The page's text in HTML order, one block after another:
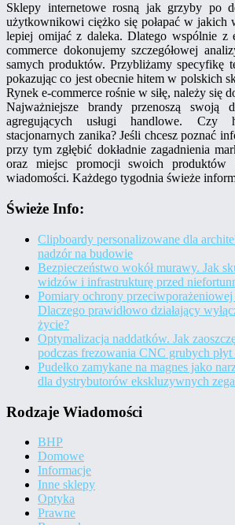
Sklepy internetowe rosną jak grzyby po
użytkownikowi ciężko się połapać w jakich
lepiej omijać z daleka. Dlatego wspólnie z
commerce dokonujemy szczegółowej
samych produktów. Przybliżamy specyfikę
pokazując co jest obecnie hitem w polskich
Rynek e-commerce rośnie w siłę, należy się
Najważniejsze brandy przenoszą swoją
agregujących usługi handlowe. Czy
stacjonarnych zanika? Jeśli chcesz poznać
przy tym zgłębić dokładnie zagadnienia
oraz miejsc promocji swoich produktów
wiadomości. Każdego tygodnia świeże
Świeże Info:
Clipboardy personalizowane dla
nadzór na budowie
Bezpieczeństwo wokół murawy. Jak
widzów i infrastrukturę przed
Pomiary ochrony
Dlaczego prawidłowo działający
życie?
Optymalizacja naddatków. Jak
podczas frezowania CNC grubych
Pudełko zamykane na magnes jako
dla dystrybutorów ekskluzywnych
Rodzaje Wiadomości
BHP
Domowe
Informacje
Inne sklepy
Optyka
Prawne